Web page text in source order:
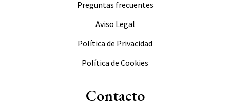
Preguntas frecuentes
Aviso Legal
Política de Privacidad
Política de Cookies
Contacto